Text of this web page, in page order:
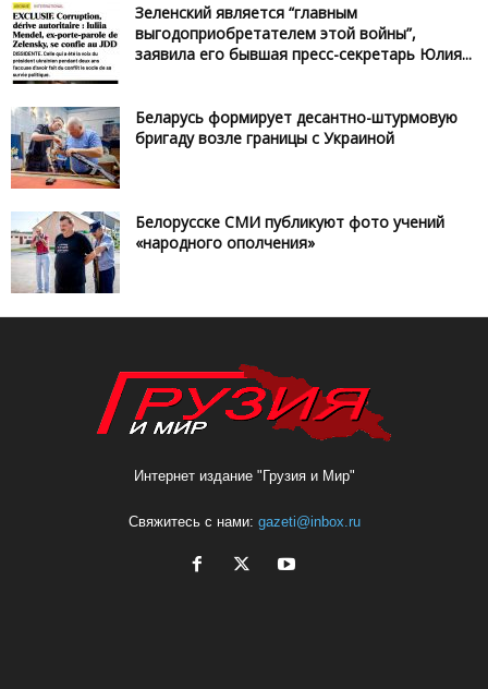
Зеленский является “главным
выгодоприобретателем этой войны”,
заявила его бывшая пресс-секретарь Юлия...
Беларусь формирует десантно-штурмовую
бригаду возле границы с Украиной
Белорусске СМИ публикуют фото учений
«народного ополчения»
Интернет издание "Грузия и Мир"
Свяжитесь с нами: gazeti@inbox.ru